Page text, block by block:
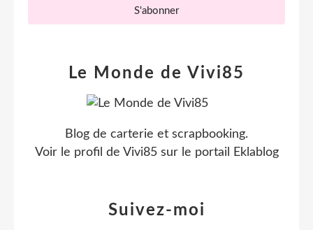
Le Monde de Vivi85
Blog de carterie et scrapbooking.
Voir le profil de Vivi85sur le portail Eklablog
Suivez-moi